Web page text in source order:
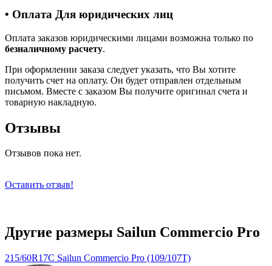
• Оплата Для юридических лиц
Оплата заказов юридическими лицами возможна только по
безналичному расчету.
При оформлении заказа следует указать, что Вы хотите
получить счет на оплату. Он будет отправлен отдельным
письмом. Вместе с заказом Вы получите оригинал счета и
товарную накладную.
Отзывы
Отзывов пока нет.
Оставить отзыв!
Другие размеры Sailun Commercio Pro
215/60R17C Sailun Commercio Pro (109/107T)